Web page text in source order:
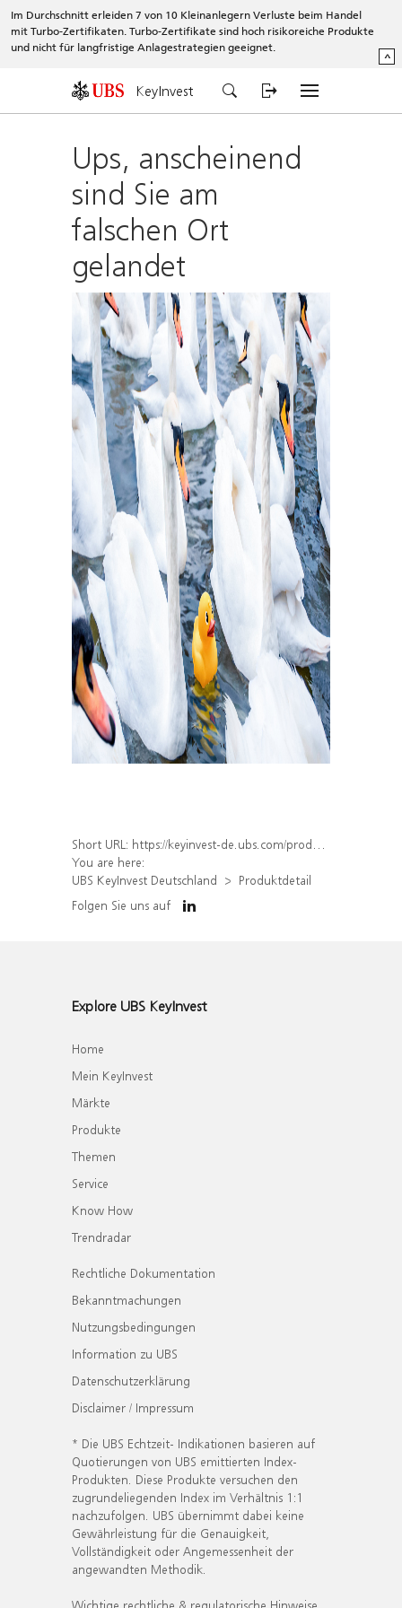
Im Durchschnitt erleiden 7 von 10 Kleinanlegern Verluste beim Handel
mit Turbo-Zertifikaten. Turbo-Zertifikate sind hoch risikoreiche Produkte
und nicht für langfristige Anlagestrategien geeignet.
^
KeyInvest
Ups, anscheinend
sind Sie am
falschen Ort
gelandet
Short URL: https://keyinvest-de.ubs.com/produkt/detail/index/isin/DE000WA7QU24
You are here:
UBS KeyInvest Deutschland
Produktdetail
Folgen Sie uns auf
Explore UBS KeyInvest
Home
Mein KeyInvest
Märkte
Produkte
Themen
Service
Know How
Trendradar
Rechtliche Dokumentation
Bekanntmachungen
Nutzungsbedingungen
Information zu UBS
Datenschutzerklärung
Disclaimer / Impressum
* Die UBS Echtzeit- Indikationen basieren auf
Quotierungen von UBS emittierten Index-
Produkten. Diese Produkte versuchen den
zugrundeliegenden Index im Verhältnis 1:1
nachzufolgen. UBS übernimmt dabei keine
Gewährleistung für die Genauigkeit,
Vollständigkeit oder Angemessenheit der
angewandten Methodik.